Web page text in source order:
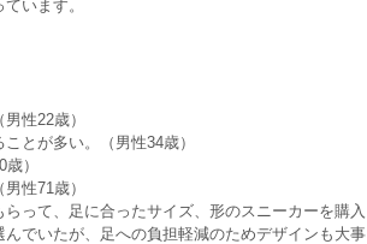
います。
性22歳）
とが多い。（男性34歳）
）
性71歳）
って、足に合ったサイズ、形のスニーカーを購入
でいたが、足への負担軽減のためデザインも大事